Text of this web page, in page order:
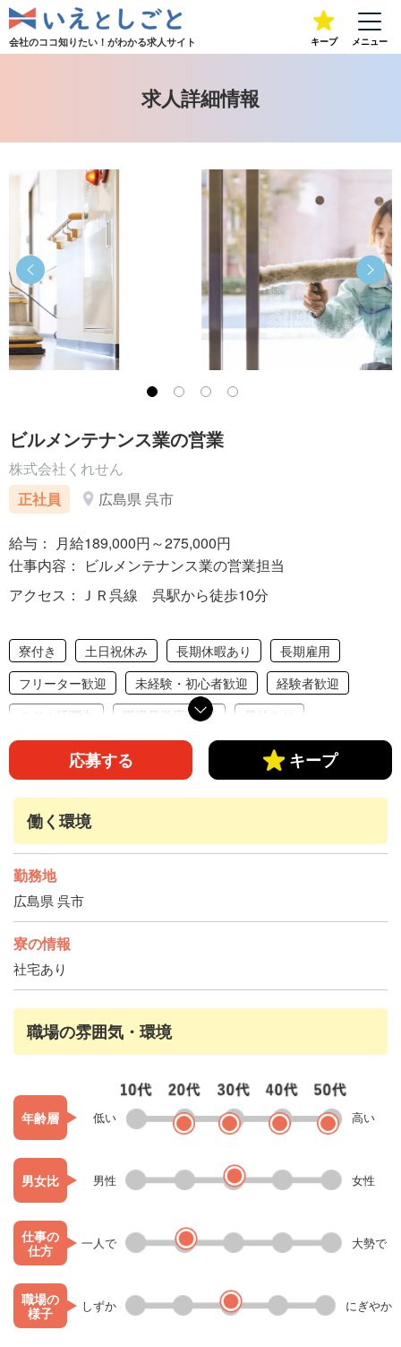
会社のココ知りたい！がわかる求人サイト キープ メニュー
求人詳細情報
正社員 広島県 呉市
ビルメンテナンス業の営業
株式会社くれせん
給与： 月給189,000円～275,000円
仕事内容： ビルメンテナンス業の営業担当
アクセス：ＪＲ呉線 呉駅から徒歩10分
寮付き 土日祝休み 長期休暇あり
長期雇用
フリーター歓迎
未経験・初心者歓迎
経験者歓迎
ミドル活躍中
職場見学応募OK
昇給あり
車通勤OK
バイク通勤OK
交通費支給
社会保険完備
応募する キープ
働く環境
勤務地
広島県 呉市
寮の情報
社宅あり
職場の雰囲気・環境
年齢層 低い 高い
男女比 男性 女性
仕事の
仕方
一人で 大勢で
職場の
様子
しずか にぎやか